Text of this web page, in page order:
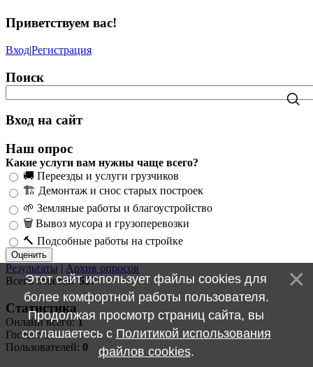
Приветствуем вас!
Вход|Регистрация
Поиск
Вход на сайт
Наш опрос
Какие услуги вам нужны чаще всего?
🚚 Переезды и услуги грузчиков
🏗️ Демонтаж и снос старых построек
🌱 Земляные работы и благоустройство
🗑️ Вывоз мусора и грузоперевозки
🔨 Подсобные работы на стройке
Результаты | Архив опросов
Всего ответов:527
Статистика
Онлайн всего:1
Гостей:1
Пользователей: 0
Этот сайт использует файлы cookies для
более комфортной работы пользователя.
Продолжая просмотр страниц сайта, вы
соглашаетесь с Политикой использования
файлов cookies.